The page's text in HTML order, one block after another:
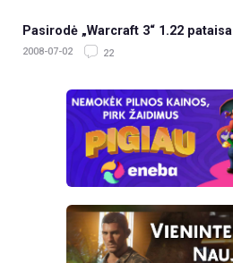
Pasirodė „Warcraft 3“ 1.22 pataisa
2008-07-02 22